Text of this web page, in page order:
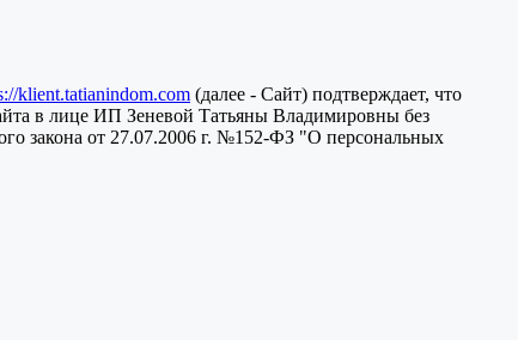
klient.tatianindom.com (далее - Сайт) подтверждает, что
в лице ИП Зеневой Татьяны Владимировны без
закона от 27.07.2006 г. №152-ФЗ "О персональных